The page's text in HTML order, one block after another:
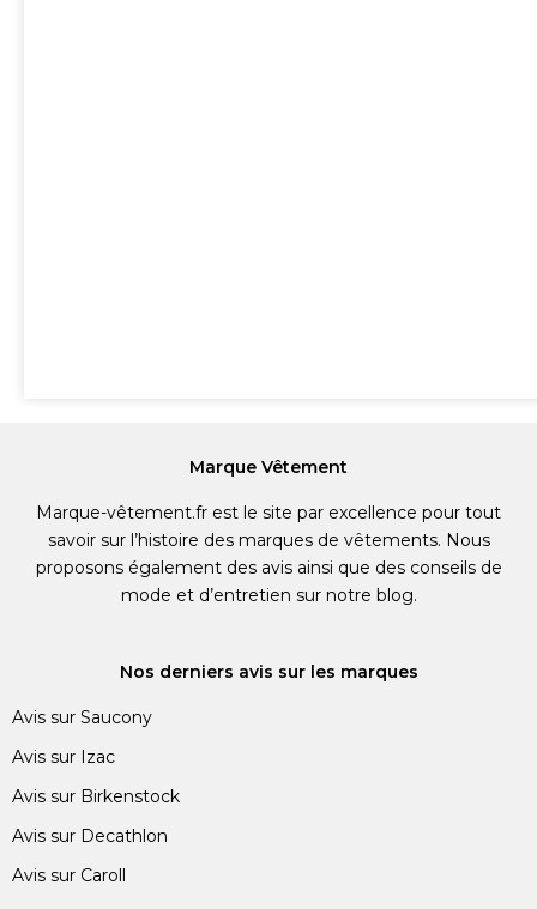
Marque Vêtement
Marque-vêtement.fr est le site par excellence pour tout
savoir sur l’histoire des marques de vêtements. Nous
proposons également des avis ainsi que des conseils de
mode et d’entretien sur notre blog.
Nos derniers avis sur les marques
Avis sur Saucony
Avis sur Izac
Avis sur Birkenstock
Avis sur Decathlon
Avis sur Caroll